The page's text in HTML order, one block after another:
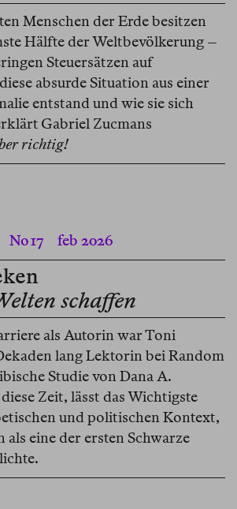
Menschen der Erde besitzen
Hälfte der Weltbevölkerung –
Steuersätzen auf
absurde Situation aus einer
entstand und wie sie sich
Gabriel Zucmans
richtig!
No 17feb 2026
schaffen
als Autorin war Toni
lang Lektorin bei Random
Studie von Dana A.
Zeit, lässt das Wichtigste
und politischen Kontext,
eine der ersten Schwarze